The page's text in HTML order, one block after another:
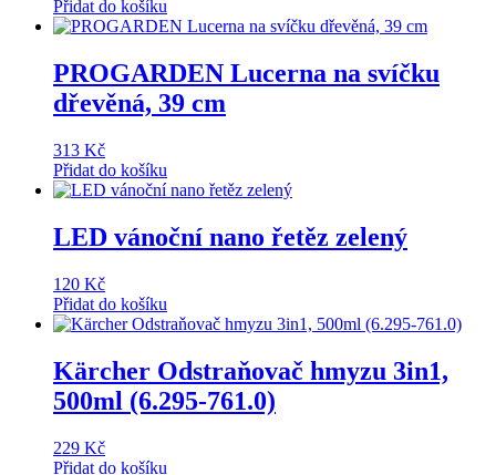
Přidat do košíku
PROGARDEN Lucerna na svíčku
dřevěná, 39 cm
313 Kč
Přidat do košíku
LED vánoční nano řetěz zelený
120 Kč
Přidat do košíku
Kärcher Odstraňovač hmyzu 3in1,
500ml (6.295-761.0)
229 Kč
Přidat do košíku